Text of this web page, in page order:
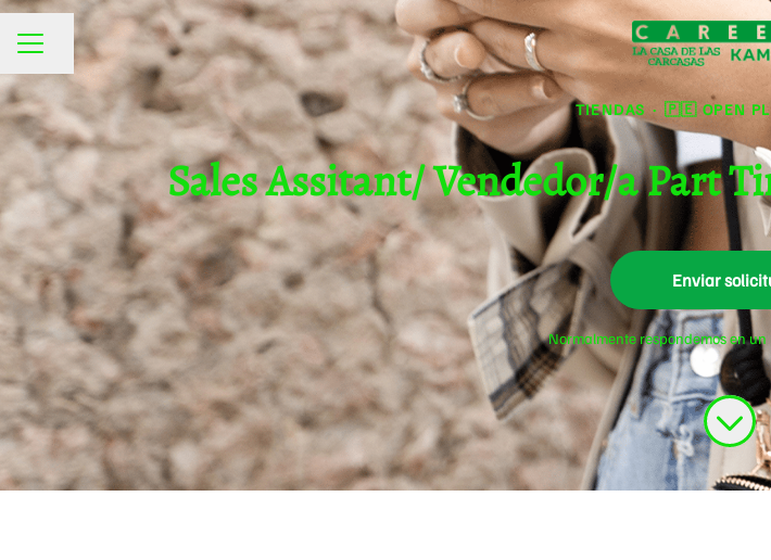
MENÚ DE EMPLEO
Compartir página
TIENDAS · 🇵🇪 OPEN
Sales Assitant/ Vendedor/a Part
Enviar
Normalmente respondemos en un